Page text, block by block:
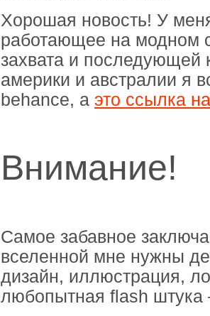
Хорошая новость! У
работающее на модном
захвата и последующей
америки и австралии я
behance, а это ссылка
Внимание!
Самое забавное
вселенной мне нужны
дизайн, иллюстрация,
любопытная flash